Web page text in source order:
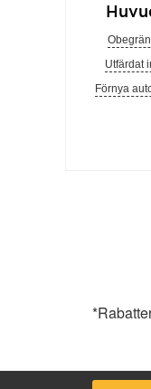
Utfärdat
Förnya